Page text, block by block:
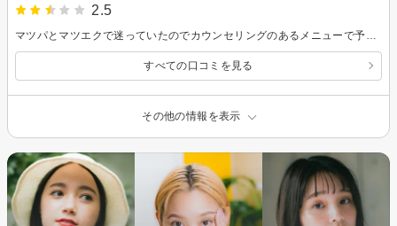
2.5
すべての口コミを見る
その他の情報を表示